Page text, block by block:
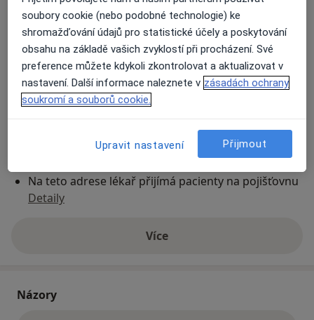
Studentská 1699/4, Žďár nad Sázavou 59101
Přiblížit mapuse otevře v nové záložce
Dostupnost
Na této adrese online kalendář není aktivní
Způsoby platby (soukromé návštěvy)
Na teto adrese lékař přijímá pacienty na pojišťovnu
Detaily
Víceo adrese
Názory
soubory cookie (nebo podobné technologie) ke
shromažďování údajů pro statistické účely a poskytování
obsahu na základě vašich zvyklostí při procházení. Své
preference můžete kdykoli zkontrolovat a aktualizovat v
nastavení. Další informace naleznete v zásadách ochrany
soukromí a souborů cookie.
Upravit nastavení Přijmout